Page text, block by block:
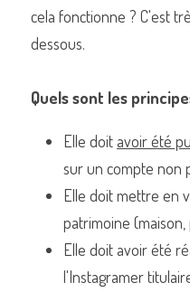
Commander un
cela fonctionne ? C'est
dessous.
Quels sont les
Elle doit avoir été
sur un compte non
Elle doit mettre en
patrimoine (maison,
Elle doit avoir été
l'Instagramer